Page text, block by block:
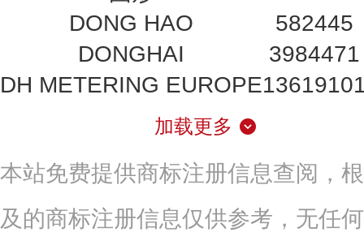
DONG HAO
582445
DONGHAI
3984471
DH METERING EUROPE
加载更多
本站免费提供商标注册信息查阅，
及的商标注册信息仅供参考，无任